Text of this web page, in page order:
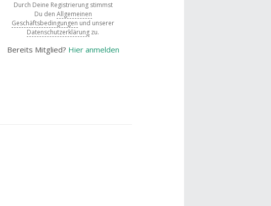
Durch Deine Registrierung stimmst
Du den Allgemeinen
Geschäftsbedingungen und unserer
Datenschutzerklärung zu.
Bereits Mitglied? Hier anmelden